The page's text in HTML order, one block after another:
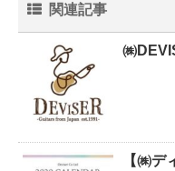
関連記事
㈱
【㈱